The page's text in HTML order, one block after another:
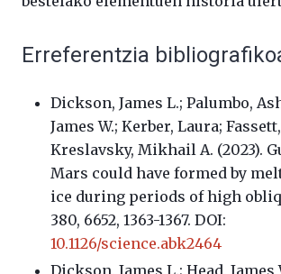
Erreferentzia
Dickson, James L.; Palumbo,
James W.; Kerber, Laura;
Kreslavsky, Mikhail A. (2023).
Mars could have formed by
ice during periods of high
380, 6652, 1363-1367. DOI:
10.1126/science.abk2464
Dickson, James L.; Head, James